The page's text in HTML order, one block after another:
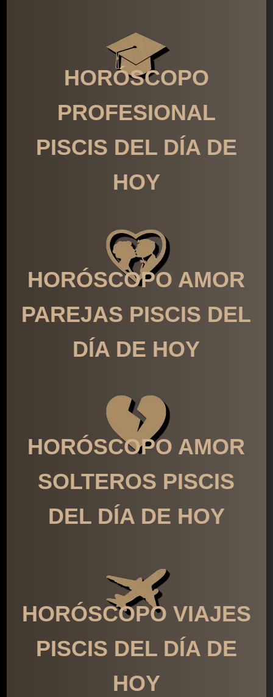
HORÓSCOPO
PROFESIONAL
PISCIS DEL DÍA DE
HOY
HORÓSCOPO AMOR
PAREJAS PISCIS DEL
DÍA DE HOY
HORÓSCOPO AMOR
SOLTEROS PISCIS
DEL DÍA DE HOY
HORÓSCOPO VIAJES
PISCIS DEL DÍA DE
HOY